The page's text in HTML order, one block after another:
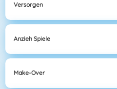
Versorgen
Anzieh Spiele
Make-Over